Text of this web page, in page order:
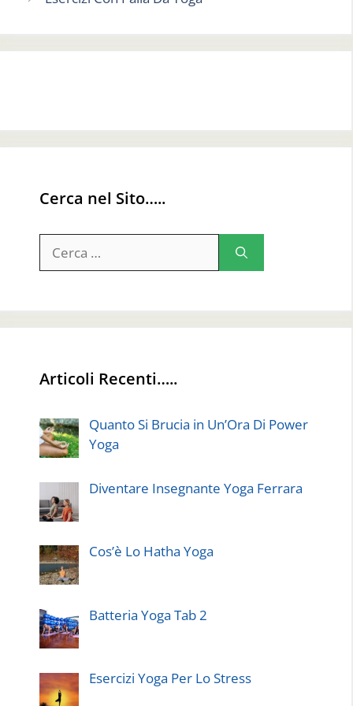
Cerca nel Sito…..
per:
Articoli Recenti…..
Quanto Si Brucia in Un’Ora Di Power
Yoga
Diventare Insegnante Yoga Ferrara
Cos’è Lo Hatha Yoga
Batteria Yoga Tab 2
Esercizi Yoga Per Lo Stress